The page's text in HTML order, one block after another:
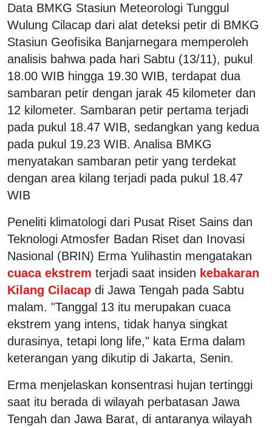
Data BMKG Stasiun Meteorologi Tunggul
Wulung Cilacap dari alat deteksi petir di BMKG
Stasiun Geofisika Banjarnegara memperoleh
analisis bahwa pada hari Sabtu (13/11), pukul
18.00 WIB hingga 19.30 WIB, terdapat dua
sambaran petir dengan jarak 45 kilometer dan
12 kilometer. Sambaran petir pertama terjadi
pada pukul 18.47 WIB, sedangkan yang kedua
pada pukul 19.23 WIB. Analisa BMKG
menyatakan sambaran petir yang terdekat
dengan area kilang terjadi pada pukul 18.47
WIB
Peneliti klimatologi dari Pusat Riset Sains dan
Teknologi Atmosfer Badan Riset dan Inovasi
Nasional (BRIN) Erma Yulihastin mengatakan
cuaca ekstrem terjadi saat insiden kebakaran
Kilang Cilacap di Jawa Tengah pada Sabtu
malam. "Tanggal 13 itu merupakan cuaca
ekstrem yang intens, tidak hanya singkat
durasinya, tetapi long life," kata Erma dalam
keterangan yang dikutip di Jakarta, Senin.
Erma menjelaskan konsentrasi hujan tertinggi
saat itu berada di wilayah perbatasan Jawa
Tengah dan Jawa Barat, di antaranya wilayah